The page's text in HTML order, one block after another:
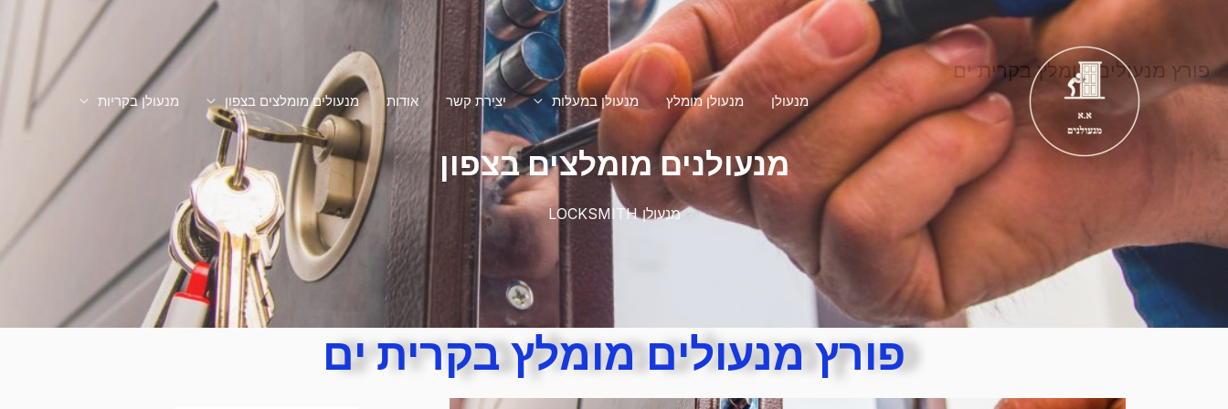
מנעולן מנעולן מומלץ מנעולן במעלות יצירת קשר אודות מנעולים מומלצים בצפון מנעולן בקריות
פורץ מנעולים מומלץ בקרית ים
מנעולנים מומלצים בצפון
מנעולן LOCKSMITH
פורץ מנעולים מומלץ בקרית ים